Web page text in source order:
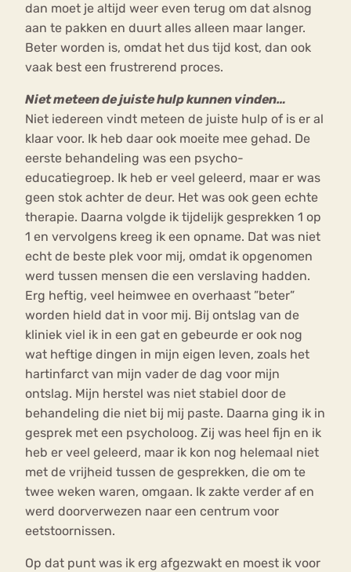
dan moet je altijd weer even terug om dat alsnog
aan te pakken en duurt alles alleen maar langer.
Beter worden is, omdat het dus tijd kost, dan ook
vaak best een frustrerend proces.
Niet meteen de juiste hulp kunnen vinden…
Niet iedereen vindt meteen de juiste hulp of is er al
klaar voor. Ik heb daar ook moeite mee gehad. De
eerste behandeling was een psycho-
educatiegroep. Ik heb er veel geleerd, maar er was
geen stok achter de deur. Het was ook geen echte
therapie. Daarna volgde ik tijdelijk gesprekken 1 op
1 en vervolgens kreeg ik een opname. Dat was niet
echt de beste plek voor mij, omdat ik opgenomen
werd tussen mensen die een verslaving hadden.
Erg heftig, veel heimwee en overhaast ”beter”
worden hield dat in voor mij. Bij ontslag van de
kliniek viel ik in een gat en gebeurde er ook nog
wat heftige dingen in mijn eigen leven, zoals het
hartinfarct van mijn vader de dag voor mijn
ontslag. Mijn herstel was niet stabiel door de
behandeling die niet bij mij paste. Daarna ging ik in
gesprek met een psycholoog. Zij was heel fijn en ik
heb er veel geleerd, maar ik kon nog helemaal niet
met de vrijheid tussen de gesprekken, die om te
twee weken waren, omgaan. Ik zakte verder af en
werd doorverwezen naar een centrum voor
eetstoornissen.
Op dat punt was ik erg afgezwakt en moest ik voor